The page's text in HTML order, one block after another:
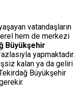
vatandaşların
hem de merkezi
Büyükşehir
yapmaktadır.
kalan ya da geliri
Büyükşehir